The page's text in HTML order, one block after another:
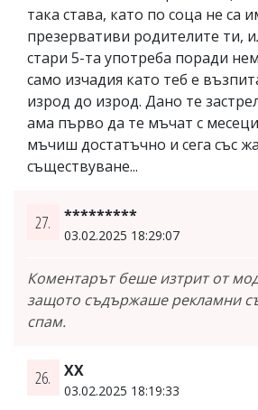
така става, като по соца не са
презервативи родителите ти,
стари 5-та употреба поради
само изчадия като теб е
изрод до изрод. Дано те
ама първо да те мъчат с
мъчиш достатъчно и сега със
съществуване...
27. *********
03.02.2025 18:29:07
Коментарът беше изтрит от
защото съдържаше рекламни
спам.
26. ХХ
03.02.2025 18:19:33